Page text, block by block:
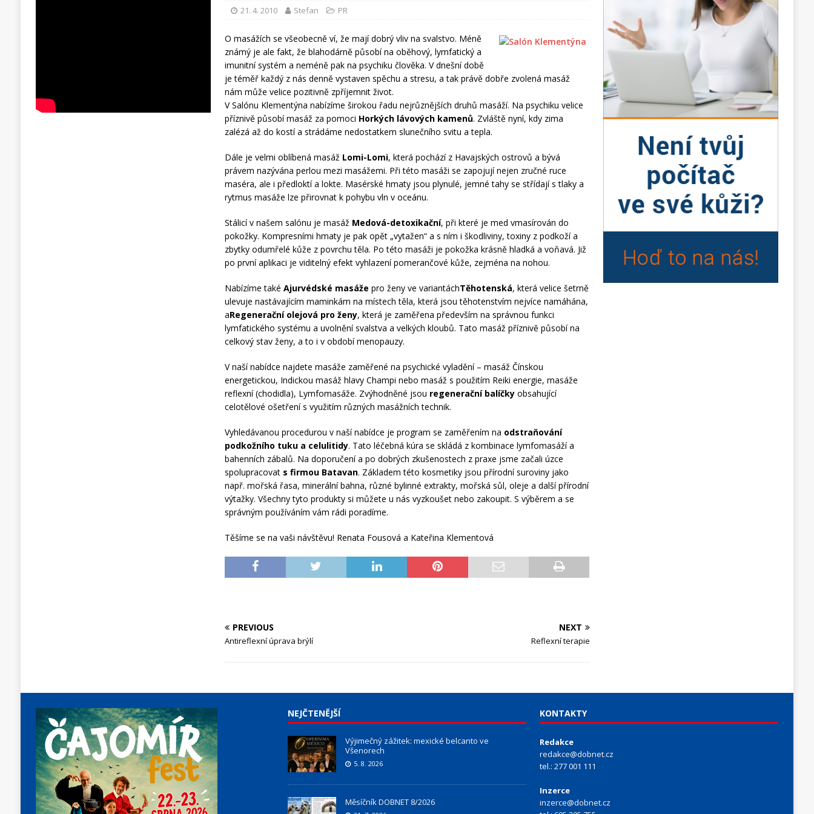
21. 4. 2010 Stefan PR
O masážích se všeobecně ví, že mají dobrý vliv na svalstvo. Méně
známý je ale fakt, že blahodárně působí na oběhový, lymfatický a
imunitní systém a neméně pak na psychiku člověka. V dnešní době
je téměř každý z nás denně vystaven spěchu a stresu, a tak právě dobře zvolená masáž
nám může velice pozitivně zpříjemnit život.
V Salónu Klementýna nabízíme širokou řadu nejrůznějších druhů masáží. Na psychiku velice
příznivě působí masáž za pomoci Horkých lávových kamenů. Zvláště nyní, kdy zima
zalézá až do kostí a strádáme nedostatkem slunečního svitu a tepla.
Dále je velmi oblíbená masáž Lomi-Lomi, která pochází z Havajských ostrovů a bývá
právem nazývána perlou mezi masážemi. Při této masáži se zapojují nejen zručné ruce
maséra, ale i předloktí a lokte. Masérské hmaty jsou plynulé, jemné tahy se střídají s tlaky a
rytmus masáže lze přirovnat k pohybu vln v oceánu.
Stálicí v našem salónu je masáž Medová-detoxikační, při které je med vmasírován do
pokožky. Kompresními hmaty je pak opět „vytažen“ a s ním i škodliviny, toxiny z podkoží a
zbytky odumřelé kůže z povrchu těla. Po této masáži je pokožka krásně hladká a voňavá. Již
po první aplikaci je viditelný efekt vyhlazení pomerančové kůže, zejména na nohou.
Nabízíme takéAjurvédské masáže pro ženy ve variantáchTěhotenská, která velice šetrně
ulevuje nastávajícím maminkám na místech těla, která jsou těhotenstvím nejvíce namáhána,
aRegenerační olejová pro ženy, která je zaměřena především na správnou funkci
lymfatického systému a uvolnění svalstva a velkých kloubů. Tato masáž příznivě působí na
celkový stav ženy, a to i v období menopauzy.
V naší nabídce najdete masáže zaměřené na psychické vyladění – masáž Čínskou
energetickou, Indickou masáž hlavy Champi nebo masáž s použitím Reiki energie, masáže
reflexní (chodidla), Lymfomasáže. Zvýhodněné jsou regenerační balíčky obsahující
celotělové ošetření s využitím různých masážních technik.
Vyhledávanou procedurou v naší nabídce je program se zaměřením na odstraňování
podkožního tuku a celulitidy. Tato léčebná kúra se skládá z kombinace lymfomasáží a
bahenních zábalů. Na doporučení a po dobrých zkušenostech z praxe jsme začali úzce
spolupracovat s firmou Batavan. Základem této kosmetiky jsou přírodní suroviny jako
např. mořská řasa, minerální bahna, různé bylinné extrakty, mořská sůl, oleje a další přírodní
výtažky. Všechny tyto produkty si můžete u nás vyzkoušet nebo zakoupit. S výběrem a se
správným používáním vám rádi poradíme.
Těšíme se na vaši návštěvu! Renata Fousová a Kateřina Klementová
PREVIOUS
Antireflexní úprava brýlí
NEXT
Reflexní terapie
NEJČTENĚJŠÍ
Výjimečný zážitek: mexické belcanto ve
Všenorech
5. 8. 2026
Měsíčník DOBNET 8/2026
KONTAKTY
Redakce
redakce@dobnet.cz
tel.: 277 001 111
Inzerce
inzerce@dobnet.cz